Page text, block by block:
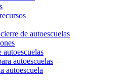
de autoescuelas
autoescuelas
autoescuela